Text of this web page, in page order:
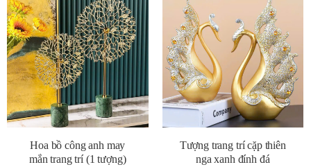
Hoa bồ công anh may
mắn trang trí (1 tượng)
Tượng trang trí cặp thiên
nga xanh đính đá